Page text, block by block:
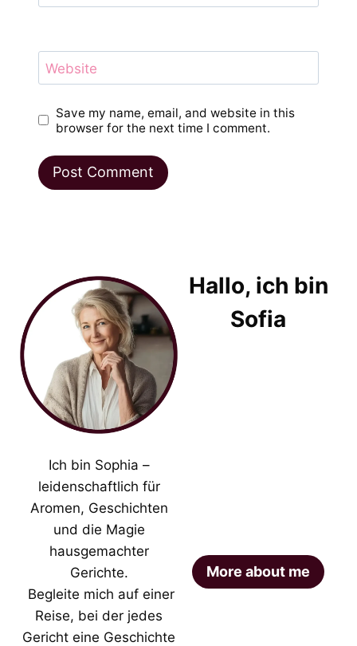
Website
Save my name, email, and website in this
browser for the next time I comment.
Hallo, ich bin
Sofia
Ich bin Sophia –
leidenschaftlich für
Aromen, Geschichten
und die Magie
hausgemachter
Gerichte.
Begleite mich auf einer
Reise, bei der jedes
Gericht eine Geschichte
More about me